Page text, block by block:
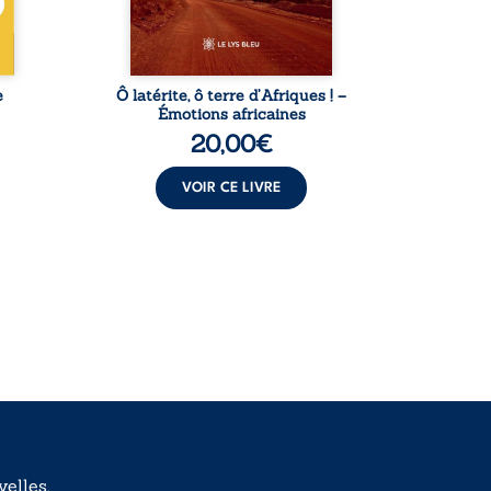
l’auteur partage des
instantanés ...
Ô latérite, ô terre d’Afriques ! –
Émotions africaines
20,00€
VOIR CE LIVRE